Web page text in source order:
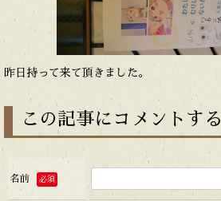
昨日持って来て頂きました。
この記事にコメントする
名前 必須